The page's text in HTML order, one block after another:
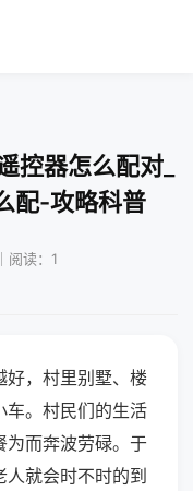
控器怎么配对_
配-攻略科普
阅读：1
好，村里别墅、楼
车。村民们的生活
为而奔波劳碌。于
就会时不时的到